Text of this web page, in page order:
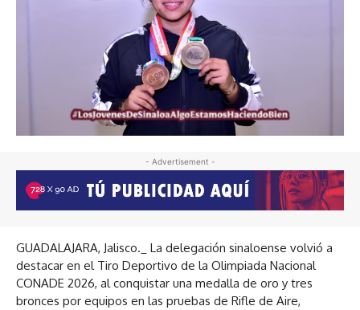
- Advertisement -
GUADALAJARA, Jalisco._ La delegación sinaloense volvió a
destacar en el Tiro Deportivo de la Olimpiada Nacional
CONADE 2026, al conquistar una medalla de oro y tres
bronces por equipos en las pruebas de Rifle de Aire,